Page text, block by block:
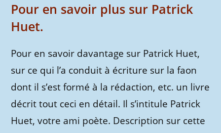
Pour en savoir plus sur Patrick
Huet.
Pour en savoir davantage sur Patrick Huet,
sur ce qui l’a conduit à écriture sur la faon
dont il s’est formé à la rédaction, etc. un livre
décrit tout ceci en détail. Il s’intitule Patrick
Huet, votre ami poète. Description sur cette